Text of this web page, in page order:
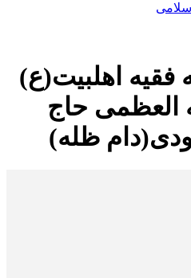
اهلبیت(ع)
العظمی حاج
ظله)